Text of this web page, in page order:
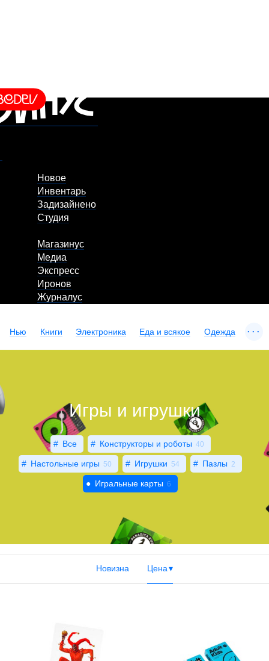
Новое
Инвентарь
Задизайнено
Студия
Магазинус
Медиа
Экспресс
Иронов
Журналус
Нью Книги Электроника Еда и всякое Одежда ...
Игры и игрушки
Все Конструкторы и роботы 40
Настольные игры 50 Игрушки 54 Пазлы 2
Игральные карты 6
Новизна Цена